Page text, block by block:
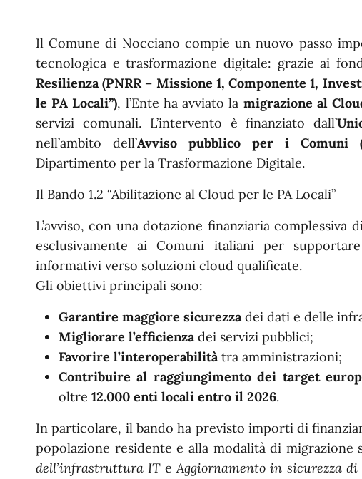
Il Comune di Nocciano compie un nuovo passo
tecnologica e trasformazione digitale: grazie ai
Resilienza (PNRR – Missione 1, Componente 1,
le PA Locali”), l’Ente ha avviato la migrazione al
servizi comunali. L’intervento è finanziato dall’
nell’ambito dell’Avviso pubblico per i Comuni
Dipartimento per la Trasformazione Digitale.
Il Bando 1.2 “Abilitazione al Cloud per le PA Locali”
L’avviso, con una dotazione finanziaria complessiva
esclusivamente ai Comuni italiani per
informativi verso soluzioni cloud qualificate.
Gli obiettivi principali sono:
Garantire maggiore sicurezzadei dati e delle
Migliorare l’efficienzadei servizi pubblici;
Favorire l’interoperabilitàtra amministrazioni;
Contribuire al raggiungimento dei target
oltre 12.000 enti locali entro il 2026.
In particolare, il bando ha previsto importi di
popolazione residente e alla modalità di migrazione
dell’infrastruttura ITeAggiornamento in sicurezza